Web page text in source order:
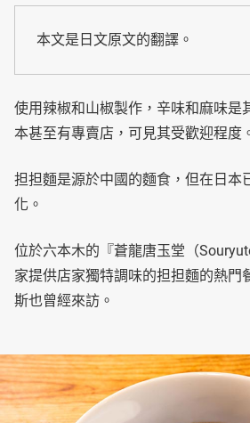
本文是日文原文的翻譯。
使用辣椒和山椒製作，辛味和麻味是
本甚至有專賣店，可見其受歡迎程度
担担麵是源於中國的麵食，但在日本
化。
位於六本木的『蒼龍唐玉堂（
家提供店家獨特調味的担担麵的熱門
斯也曾經來訪。